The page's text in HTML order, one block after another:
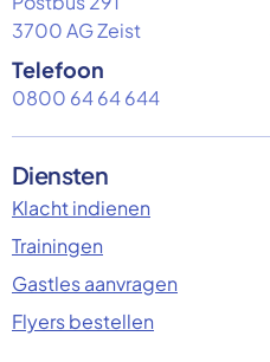
3700 AG Zeist
Telefoon
0800 64 64 644
Diensten
Klacht indienen
Trainingen
Gastles aanvragen
Flyers bestellen